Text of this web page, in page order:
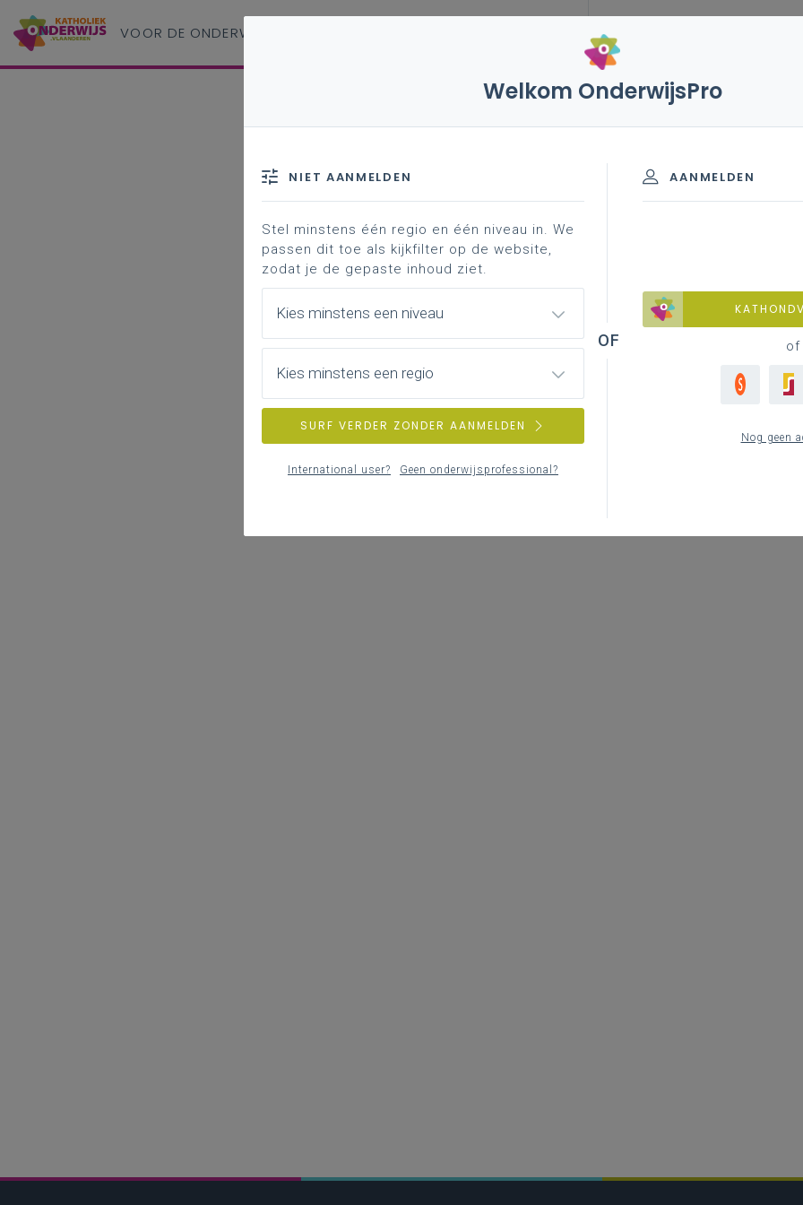
VOOR DE ONDERWIJS
Welkom OnderwijsPro
AANMELDEN
of
Nog geen
NIET AANMELDEN
Stel minstens één regio en één niveau in. We
passen dit toe als kijkfilter op de website,
zodat je de gepaste inhoud ziet.
Kies minstens een niveau
Kies minstens een regio
SURF VERDER ZONDER AANMELDEN
International user? Geen onderwijsprofessional?